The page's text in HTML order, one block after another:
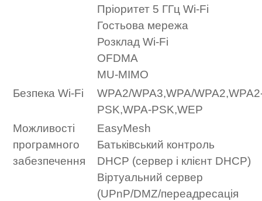
Пріоритет 5 ГГц Wi-Fi
Гостьова мережа
Розклад Wi-Fi
OFDMA
MU-MIMO
Безпека Wi-Fi
WPA2/WPA3,WPA/
PSK,WPA-PSK,WEP
Можливості
програмного
забезпечення
EasyMesh
Батьківський контроль
DHCP (сервер і клієнт DHCP)
Віртуальний сервер
(UPnP/DMZ/переадресація